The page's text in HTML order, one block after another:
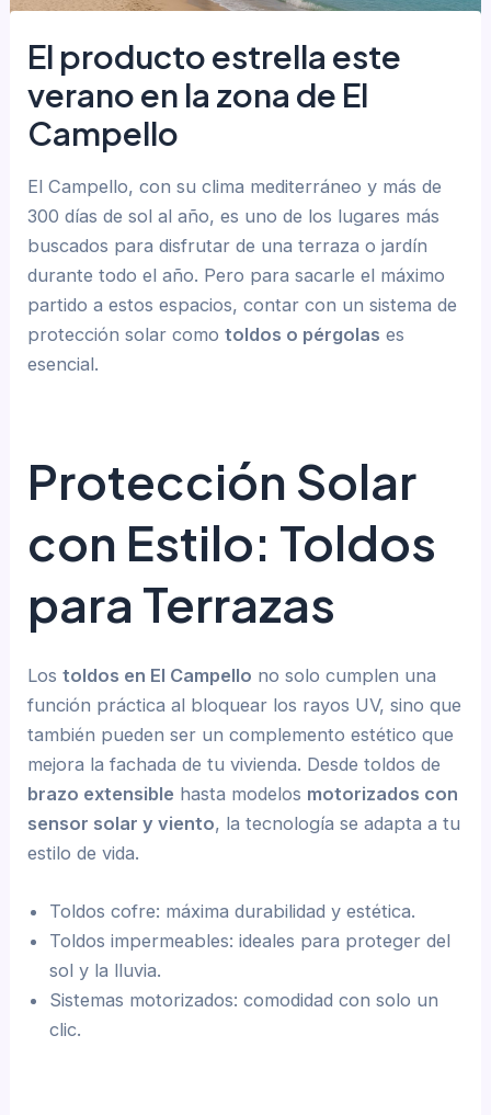
El producto estrella este
verano en la zona de El
Campello
El Campello, con su clima mediterráneo y más de
300 días de sol al año, es uno de los lugares más
buscados para disfrutar de una terraza o jardín
durante todo el año. Pero para sacarle el máximo
partido a estos espacios, contar con un sistema de
protección solar comotoldos o pérgolas es
esencial.
Protección Solar
con Estilo: Toldos
para Terrazas
Lostoldos en El Campello no solo cumplen una
función práctica al bloquear los rayos UV, sino que
también pueden ser un complemento estético que
mejora la fachada de tu vivienda. Desde toldos de
brazo extensible hasta modelos motorizados con
sensor solar y viento, la tecnología se adapta a tu
estilo de vida.
Toldos cofre: máxima durabilidad y estética.
Toldos impermeables: ideales para proteger del
sol y la lluvia.
Sistemas motorizados: comodidad con solo un
clic.